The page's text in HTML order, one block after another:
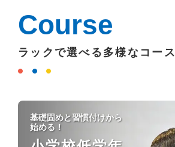
Course
ラックで選べる多様なコース
基礎固めと習慣付けから
始める！